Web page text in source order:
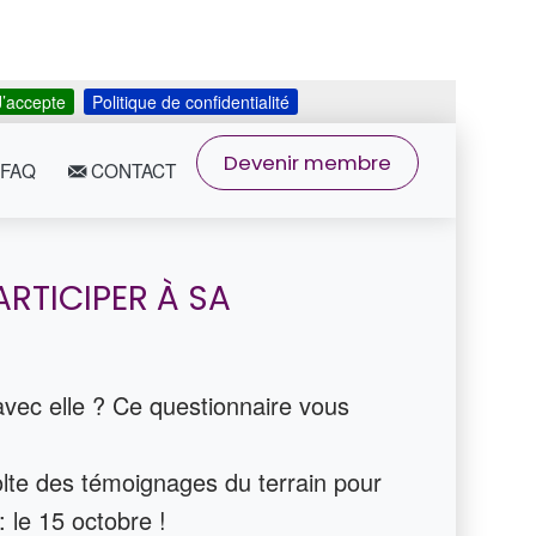
Politique de confidentialité
FAQ CONTACT Devenir membre
À SA
elle ? Ce questionnaire vous
des témoignages du terrain pour
le 15 octobre !